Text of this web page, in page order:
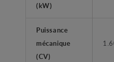
(kW)
Puissance
mécanique
(CV)